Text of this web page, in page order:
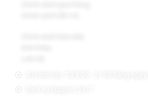
Giờ mở cửa: Từ 8:00 - 21:00 hằng